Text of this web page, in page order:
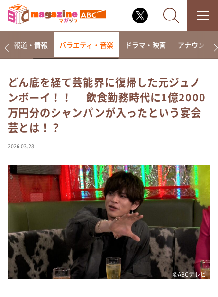
なるみ・岡村の過ぎるTV
相席食堂
これ余談なんですけど・・・
～人生密着トークバラエティ！～ やすとものいたっ
て真剣です
探偵！ナイトスクープ
news おかえり
河合＆A.B.C-Z塚田×福井アナ「なんでやねん！？」
（news おかえり）
DAIGOも台所 ～きょうの献立 何にする？～
本日はダイアンなり！シーズン２
朝だ！生です旅サラダ
教えて！ニュースライブ 正義のミカタ
報道・情報 バラエティ・音楽 ドラマ・映画 アナウンサー
どん底を経て芸能界に復帰した元ジュノ
ンボーイ！！ 飲食勤務時代に1億2000
万円分のシャンパンが入ったという宴会
芸とは！？
2026.03.28
©ABCテレビ